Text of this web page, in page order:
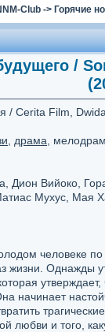
Club -> Горячие
/
/ Cerita Film,
драма ,
Дион Вийоко,
Мухус, Мая
человеке
жизни. Однажды
утверждает,
начинает
любви и того,